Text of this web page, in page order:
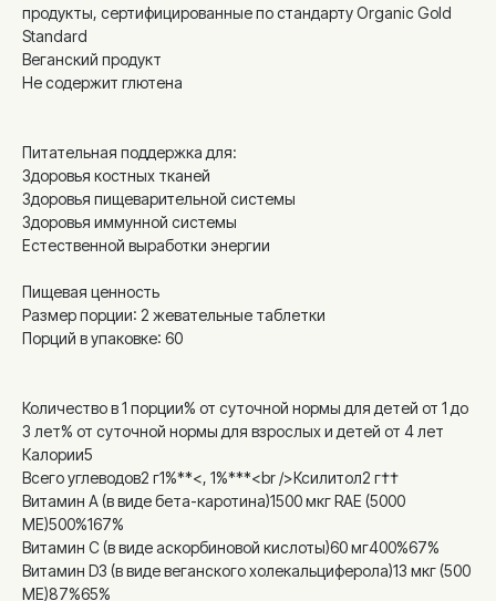
продукты, сертифицированные по стандарту Organic Gold
Standard
Веганский продукт
Не содержит глютена
Питательная поддержка для:
Здоровья костных тканей
Здоровья пищеварительной системы
Здоровья иммунной системы
Естественной выработки энергии
Пищевая ценность
Размер порции: 2 жевательные таблетки
Порций в упаковке: 60
Количество в 1 порции% от суточной нормы для детей от 1 до
3 лет% от суточной нормы для взрослых и детей от 4 лет
Калории5
Всего углеводов2 г1%**<, 1%***<br />Ксилитол2 г††
Витамин A (в виде бета-каротина)1500 мкг RAE (5000
МЕ)500%167%
Витамин C (в виде аскорбиновой кислоты)60 мг400%67%
Витамин D3 (в виде веганского холекальциферола)13 мкг (500
МЕ)87%65%